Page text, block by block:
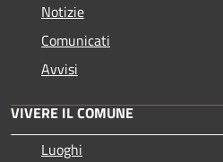
Notizie
Comunicati
Avvisi
VIVERE IL COMUNE
Luoghi